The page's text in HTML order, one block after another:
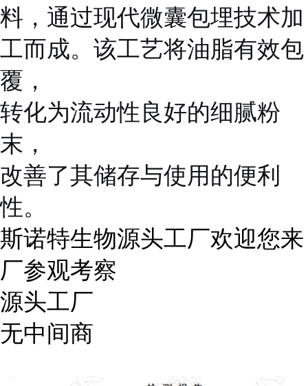
料，通过现代微囊包埋技术加
工而成。该工艺将油脂有效包
覆，
转化为流动性良好的细腻粉
末，
改善了其储存与使用的便利
性。
斯诺特生物源头工厂欢迎您来
厂参观考察
源头工厂
无中间商